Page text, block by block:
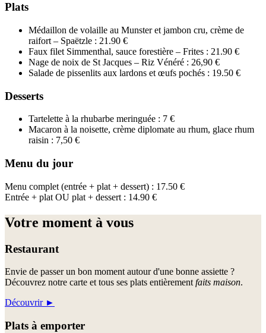
Plats
Médaillon de volaille au Munster et jambon cru, crème de
raifort – Spaëtzle : 21.90 €
Faux filet Simmenthal, sauce forestière – Frites : 21.90 €
Nage de noix de St Jacques – Riz Vénéré : 26,90 €
Salade de pissenlits aux lardons et œufs pochés : 19.50 €
Desserts
Tartelette à la rhubarbe meringuée : 7 €
Macaron à la noisette, crème diplomate au rhum, glace rhum
raisin : 7,50 €
Menu du jour
Menu complet (entrée + plat + dessert) : 17.50 €
Entrée + plat OU plat + dessert : 14.90 €
Votre moment à vous
Restaurant
Envie de passer un bon moment autour d'une bonne assiette ?
Découvrez notre carte et tous ses plats entièrement faits maison.
Découvrir►
Plats à emporter